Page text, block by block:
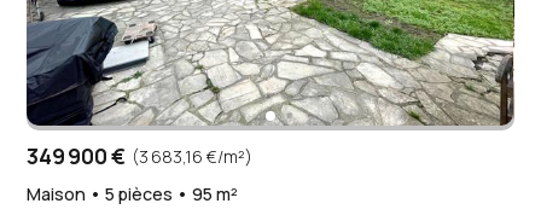
349 900 € (3 683,16 €/m²)
Maison • 5 pièces • 95 m²